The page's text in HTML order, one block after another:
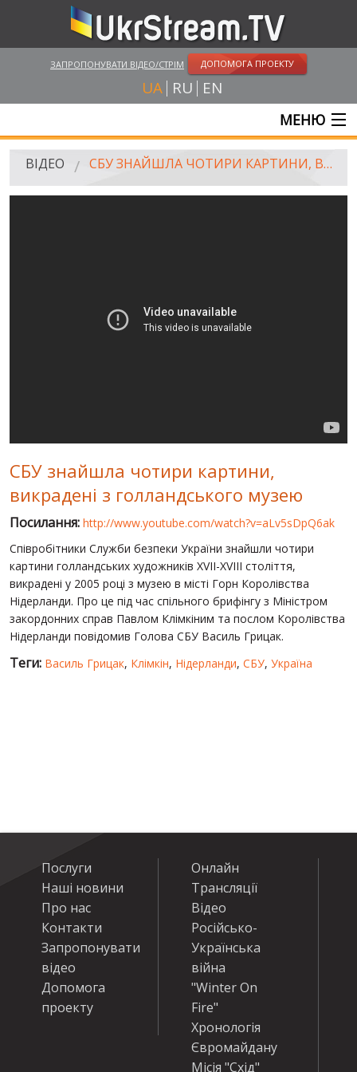
ЗАПРОПОНУВАТИ ВІДЕО/СТРІМ ДОПОМОГА ПРОЕКТУ
UA RU EN
МЕНЮ
ГОЛОВНА
"WINTER ON FIRE"
ХРОНОЛОГІЯ ЄВРОМАЙДАНУ
ВІДЕО СБУ ЗНАЙШЛА ЧОТИРИ КАРТИНИ, ВИКРАДЕНІ З ГОЛЛАНДСЬКОГО МУЗЕЮ
СБУ знайшла чотири картини,
викрадені з голландського музею
Посилання: http://www.youtube.com/watch?v=aLv5sDpQ6ak
Співробітники Служби безпеки України знайшли чотири
картини голландських художників ХVII-ХVIII cтоліття,
викрадені у 2005 році з музею в місті Горн Королівства
Нідерланди. Про це під час спільного брифінгу з Міністром
закордонних справ Павлом Клімкіним та послом Королівства
Нідерланди повідомив Голова СБУ Василь Грицак.
Теги: Василь Грицак, Клімкін, Нідерланди, СБУ, Україна
Послуги
Наші новини
Про нас
Контакти
Запропонувати
відео
Допомога
проекту
Онлайн
Трансляції
Відео
Російсько-
Українська
війна
"Winter On
Fire"
Хронологія
Євромайдану
Місія "Схід"